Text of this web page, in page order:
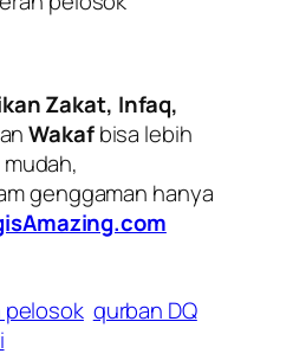
Zakat, Infaq,
Wakafbisa lebih
mudah,
genggaman hanya
pelosok qurban DQ